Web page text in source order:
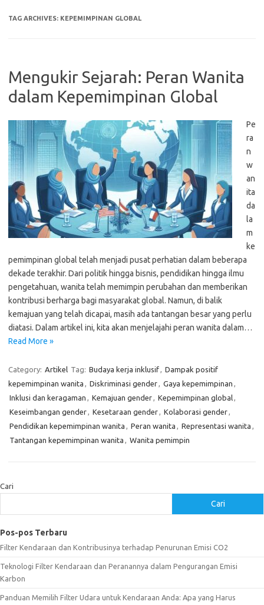
TAG ARCHIVES: KEPEMIMPINAN GLOBAL
Mengukir Sejarah: Peran Wanita
dalam Kepemimpinan Global
Pe
ra
n
w
an
ita
da
la
m
ke
pemimpinan global telah menjadi pusat perhatian dalam beberapa
dekade terakhir. Dari politik hingga bisnis, pendidikan hingga ilmu
pengetahuan, wanita telah memimpin perubahan dan memberikan
kontribusi berharga bagi masyarakat global. Namun, di balik
kemajuan yang telah dicapai, masih ada tantangan besar yang perlu
diatasi. Dalam artikel ini, kita akan menjelajahi peran wanita dalam…
Read More »
Category: Artikel Tag: Budaya kerja inklusif, Dampak positif
kepemimpinan wanita , Diskriminasi gender, Gaya kepemimpinan ,
Inklusi dan keragaman , Kemajuan gender, Kepemimpinan global,
Keseimbangan gender, Kesetaraan gender, Kolaborasi gender,
Pendidikan kepemimpinan wanita , Peran wanita , Representasi wanita ,
Tantangan kepemimpinan wanita , Wanita pemimpin
Cari
Cari
Pos-pos Terbaru
Filter Kendaraan dan Kontribusinya terhadap Penurunan Emisi CO2
Teknologi Filter Kendaraan dan Peranannya dalam Pengurangan Emisi
Karbon
Panduan Memilih Filter Udara untuk Kendaraan Anda: Apa yang Harus